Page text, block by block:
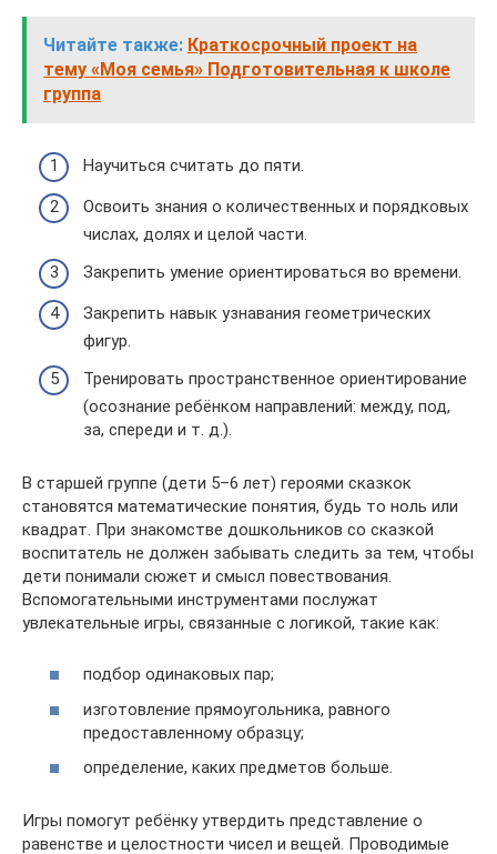
Читайте также: Краткосрочный проект на
тему «Моя семья» Подготовительная к школе
группа
Научиться считать до пяти.
Освоить знания о количественных и порядковых
числах, долях и целой части.
Закрепить умение ориентироваться во времени.
Закрепить навык узнавания геометрических
фигур.
Тренировать пространственное ориентирование
(осознание ребёнком направлений: между, под,
за, спереди и т. д.).
В старшей группе (дети 5–6 лет) героями сказкок
становятся математические понятия, будь то ноль или
квадрат. При знакомстве дошкольников со сказкой
воспитатель не должен забывать следить за тем, чтобы
дети понимали сюжет и смысл повествования.
Вспомогательными инструментами послужат
увлекательные игры, связанные с логикой, такие как:
подбор одинаковых пар;
изготовление прямоугольника, равного
предоставленному образцу;
определение, каких предметов больше.
Игры помогут ребёнку утвердить представление о
равенстве и целостности чисел и вещей. Проводимые